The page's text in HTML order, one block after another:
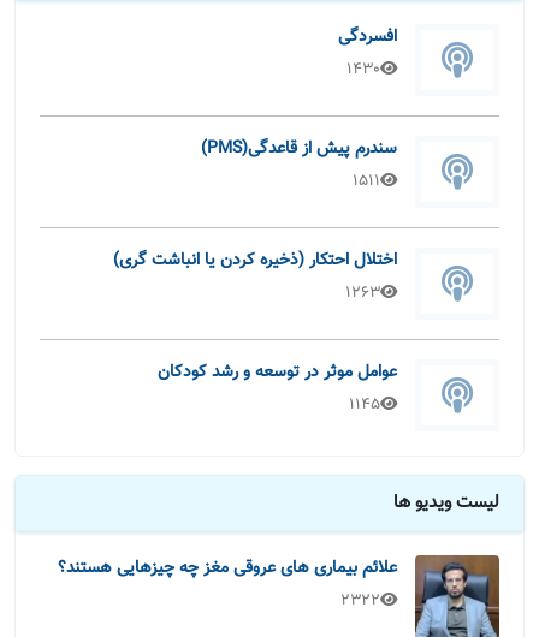
افسردگی
1430
سندرم پیش از قاعدگی(PMS)
1511
اختلال احتکار (ذخیره کردن یا انباشت گری)
1263
عوامل موثر در توسعه و رشد کودکان
1145
لیست ویدیو ها
علائم بیماری های عروقی مغز چه چیزهایی هستند؟
2322